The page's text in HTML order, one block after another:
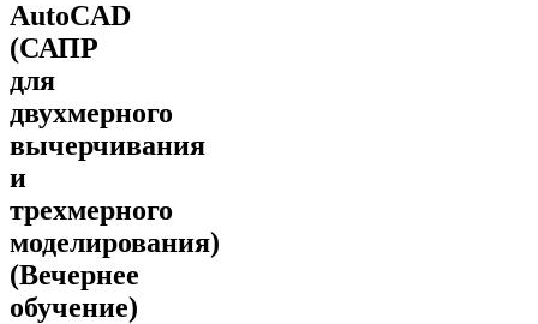
AutoCAD
(САПР
для
двухмерного
вычерчивания
и
трехмерного
моделирования)
(Вечернее
обучение)